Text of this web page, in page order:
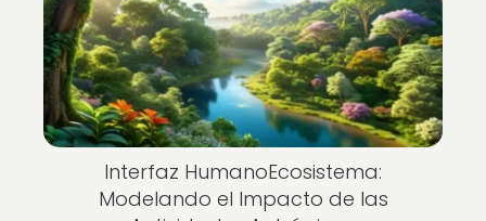
Interfaz HumanoEcosistema:
Modelando el Impacto de las